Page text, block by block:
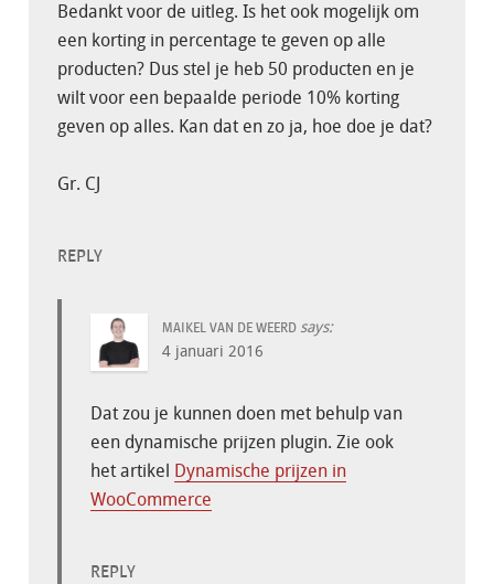
Bedankt voor de uitleg. Is het ook mogelijk om
een korting in percentage te geven op alle
producten? Dus stel je heb 50 producten en je
wilt voor een bepaalde periode 10% korting
geven op alles. Kan dat en zo ja, hoe doe je dat?
Gr. CJ
REPLY
MAIKEL VAN DE WEERD says:
4 januari 2016
Dat zou je kunnen doen met behulp van
een dynamische prijzen plugin. Zie ook
het artikel
Dynamische prijzen in
WooCommerce
REPLY